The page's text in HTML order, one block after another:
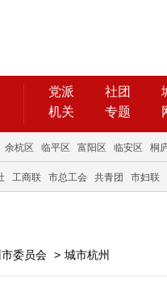
党派 社团
机关
专题
余杭区 临平区 富阳区 临安区 桐
工商联 市总工会 共青团 市妇联
委员会 > 城市杭州